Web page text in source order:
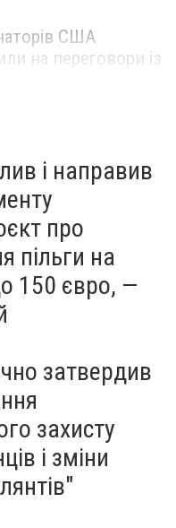
США
на переговори із
Hill
і направив
про
пільги на
150 євро, —
затвердив
захисту
і зміни